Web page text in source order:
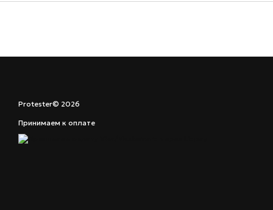
Protester© 2026
Принимаем к оплате